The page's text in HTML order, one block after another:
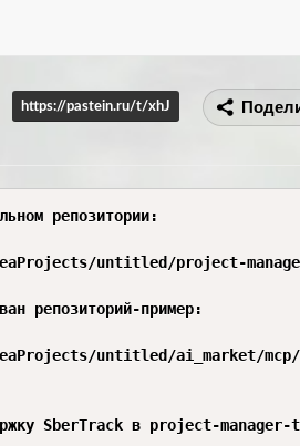
https://pastein.ru/t/xhJ
репозитории:
untitled/project-
репозиторий-пример:
untitled/ai_market/
SberTrack в project-manager-